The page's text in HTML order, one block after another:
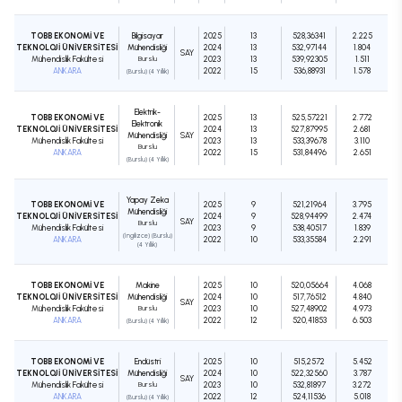
TOBB EKONOMİ VE
TEKNOLOJİ ÜNİVERSİTESİ
Mühendislik Fakültesi
ANKARA
Bilgisayar
Mühendisliği
Burslu
(Burslu) (4 Yıllık)
SAY
2025
2024
2023
2022
13
13
13
15
528,36341
532,97144
539,92305
536,88931
2.225
1.804
1.511
1.578
TOBB EKONOMİ VE
TEKNOLOJİ ÜNİVERSİTESİ
Mühendislik Fakültesi
ANKARA
Elektrik-
Elektronik
Mühendisliği
Burslu
(Burslu) (4 Yıllık)
SAY
2025
2024
2023
2022
13
13
13
15
525,57221
527,87995
533,39678
531,84496
2.772
2.681
3.110
2.651
TOBB EKONOMİ VE
TEKNOLOJİ ÜNİVERSİTESİ
Mühendislik Fakültesi
ANKARA
Yapay Zeka
Mühendisliği
Burslu
(İngilizce) (Burslu)
(4 Yıllık)
SAY
2025
2024
2023
2022
9
9
9
10
521,21964
528,94499
538,40517
533,35584
3.795
2.474
1.839
2.291
TOBB EKONOMİ VE
TEKNOLOJİ ÜNİVERSİTESİ
Mühendislik Fakültesi
ANKARA
Makine
Mühendisliği
Burslu
(Burslu) (4 Yıllık)
SAY
2025
2024
2023
2022
10
10
10
12
520,05664
517,76512
527,48902
520,41853
4.068
4.840
4.973
6.503
TOBB EKONOMİ VE
TEKNOLOJİ ÜNİVERSİTESİ
Mühendislik Fakültesi
ANKARA
Endüstri
Mühendisliği
Burslu
(Burslu) (4 Yıllık)
SAY
2025
2024
2023
2022
10
10
10
12
515,2572
522,32560
532,81897
524,11536
5.452
3.787
3.272
5.018